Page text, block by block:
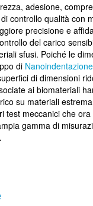
adesione,
controllo qualità con
precisione e
del carico
sfusi. Poiché le
di Nanoindentazione
di dimensioni
ai biomateriali
su materiali
test meccanici che
gamma di